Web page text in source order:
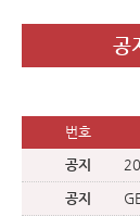
공
번호
공지
공지